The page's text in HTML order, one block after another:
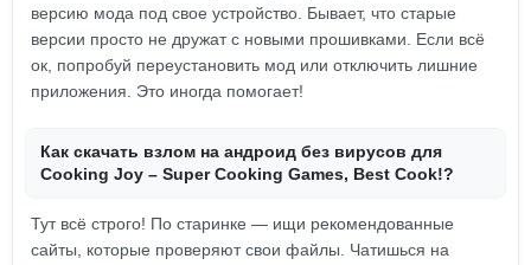
версию мода под свое устройство. Бывает, что старые
версии просто не дружат с новыми прошивками. Если всё
ок, попробуй переустановить мод или отключить лишние
приложения. Это иногда помогает!
Как скачать взлом на андроид без вирусов для
Cooking Joy – Super Cooking Games, Best Cook!?
Тут всё строго! По старинке — ищи рекомендованные
сайты, которые проверяют свои файлы. Чатишься на